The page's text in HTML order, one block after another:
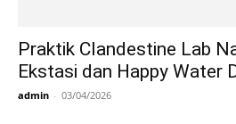
Praktik Clandestine Lab
Ekstasi dan Happy Water
admin - 03/04/2026